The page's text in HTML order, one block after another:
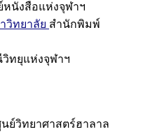
หนังสือแห่งจุฬาฯ
วิทยาลัย สำนักพิมพ์
ทยุแห่งจุฬาฯ
ย์วิทยาศาสตร์ฮาลาล